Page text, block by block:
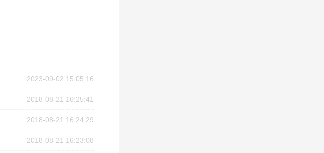
2023-09-02 15:05:16
2018-08-21 16:25:41
2018-08-21 16:24:29
2018-08-21 16:23:08